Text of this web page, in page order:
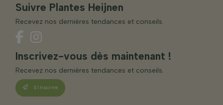
Suivre Plantes Heijnen
Recevez nos dernières tendances et conseils.
Inscrivez-vous dès maintenant !
Recevez nos dernières tendances et conseils.
S’inscrire